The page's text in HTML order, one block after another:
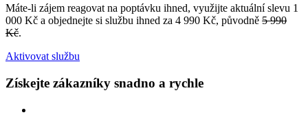
Máte-li zájem reagovat na poptávku ihned, využijte aktuální slevu 1
000 Kč a objednejte si službu ihned za 4 990 Kč, původně 5 990
Kč.
Aktivovat službu
Získejte zákazníky snadno a rychle